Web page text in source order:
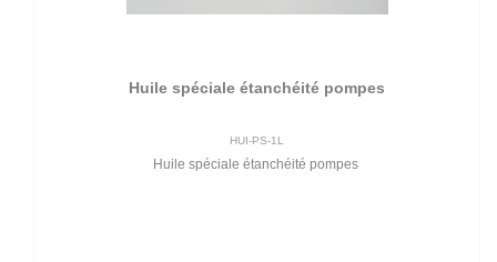
Huile spéciale étanchéité pompes
HUI-PS-1L
Huile spéciale étanchéité pompes